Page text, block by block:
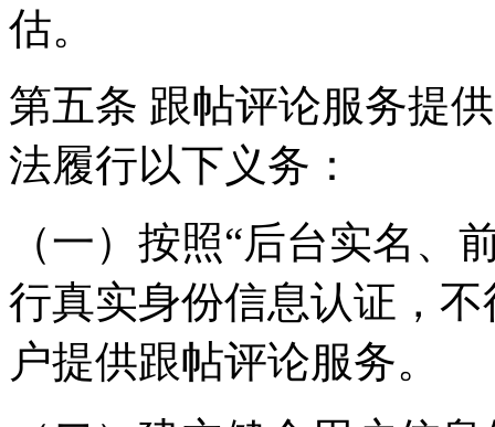
估。
第五条 跟帖评论服务提
法履行以下义务：
（一）按照“后台实名、
行真实身份信息认证，
户提供跟帖评论服务。